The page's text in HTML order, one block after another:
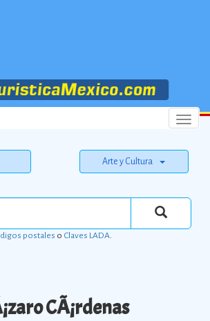
Menu
Arte y Cultura
postales o Claves LADA.
CÃ¡rdenas